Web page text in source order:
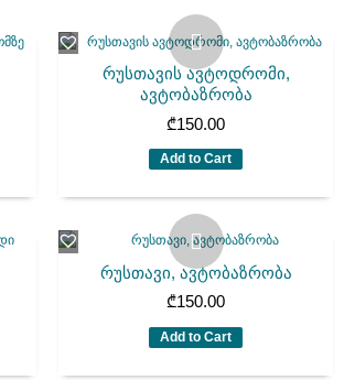
რუსთავის ავტოდრომი,
ავტობაზრობა
₾150.00
Add to Cart
რუსთავი, ავტობაზრობა
₾150.00
Add to Cart